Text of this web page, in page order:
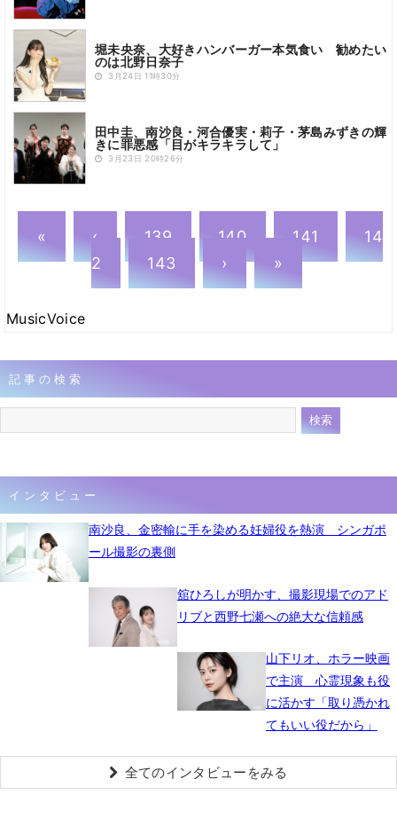
堀未央奈、大好きハンバーガー本気食い 勧めたい
のは北野日奈子
3月24日 11時30分
田中圭、南沙良・河合優実・莉子・茅島みずきの輝
きに罪悪感「目がキラキラして」
3月23日 20時26分
« ‹ 139 140 141
14
2
143 › »
MusicVoice
記事の検索
インタビュー
南沙良、金密輸に手を染める妊婦役を熱演 シンガポ
ール撮影の裏側
舘ひろしが明かす、撮影現場でのアド
リブと西野七瀬への絶大な信頼感
山下リオ、ホラー映画
で主演 心霊現象も役
に活かす「取り憑かれ
てもいい役だから」
全てのインタビューをみる